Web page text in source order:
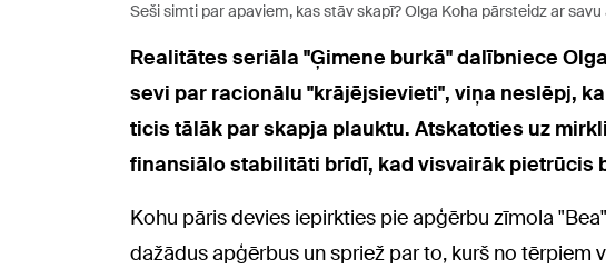
Seši simti par apaviem, kas stāv skapī? Olga Koha pārsteidz ar
Realitātes seriāla "Ģimene burkā" dalībniece
sevi par racionālu "krājējsievieti", viņa neslēpj,
ticis tālāk par skapja plauktu. Atskatoties uz
finansiālo stabilitāti brīdī, kad visvairāk pietrūcis
Kohu pāris devies iepirkties pie apģērbu zīmola
dažādus apģērbus un spriež par to, kurš no tērpiem